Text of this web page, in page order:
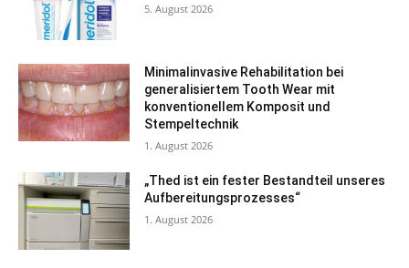
5. August 2026
Minimalinvasive Rehabilitation bei
generalisiertem Tooth Wear mit
konventionellem Komposit und
Stempeltechnik
1. August 2026
„Thed ist ein fester Bestandteil unseres
Aufbereitungsprozesses“
1. August 2026